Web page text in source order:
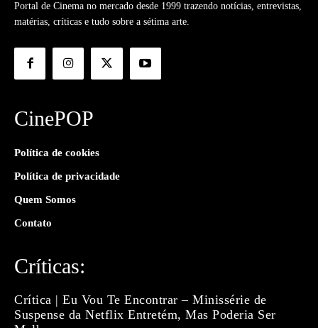
Portal de Cinema no mercado desde 1999 trazendo notícias, entrevistas,
matérias, críticas e tudo sobre a sétima arte.
CinePOP
Política de cookies
Política de privacidade
Quem Somos
Contato
Críticas:
Crítica | Eu Vou Te Encontrar – Minissérie de
Suspense da Netflix Entretém, Mas Poderia Ser